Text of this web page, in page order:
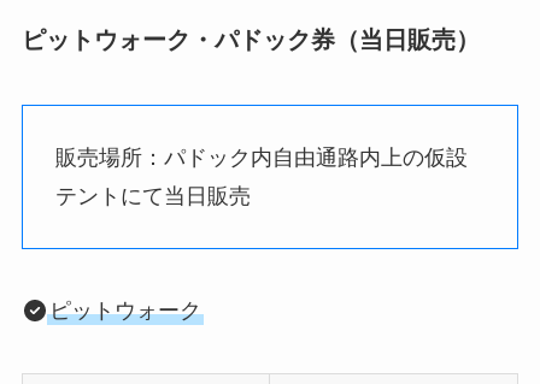
ピットウォーク・パドック券（当日販売）
販売場所：パドック内自由通路内上の仮設
テントにて当日販売
ピットウォーク